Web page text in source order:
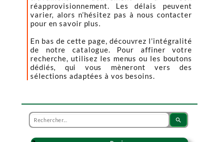
réapprovisionnement. Les délais peuvent
varier, alors n’hésitez pas à nous contacter
pour en savoir plus.
En bas de cette page, découvrez l’intégralité
de notre catalogue. Pour affiner votre
recherche, utilisez les menus ou les boutons
dédiés, qui vous mèneront vers des
sélections adaptées à vos besoins.
search